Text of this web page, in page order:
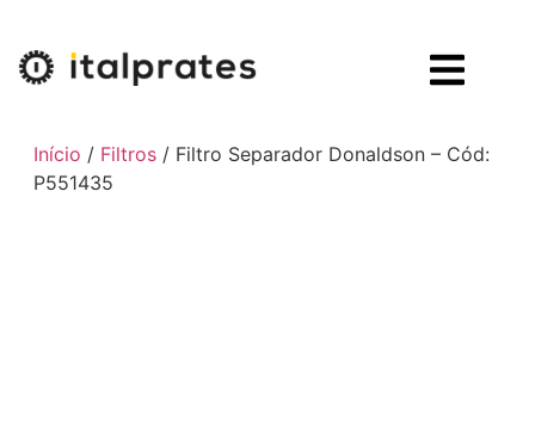
Início / Filtros/ Filtro Separador Donaldson – Cód:
P551435